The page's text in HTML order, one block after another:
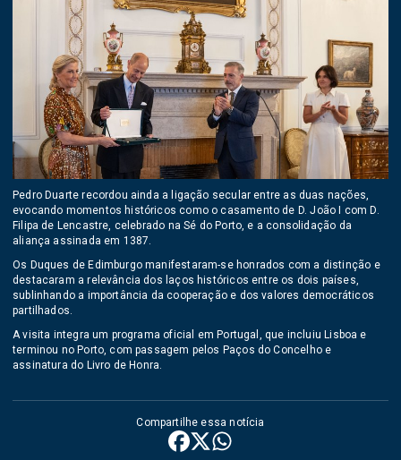
Pedro Duarte recordou ainda a ligação secular entre as duas nações,
evocando momentos históricos como o casamento de D. João I com D.
Filipa de Lencastre, celebrado na Sé do Porto, e a consolidação da
aliança assinada em 1387.
Os Duques de Edimburgo manifestaram-se honrados com a distinção e
destacaram a relevância dos laços históricos entre os dois países,
sublinhando a importância da cooperação e dos valores democráticos
partilhados.
A visita integra um programa oficial em Portugal, que incluiu Lisboa e
terminou no Porto, com passagem pelos Paços do Concelho e
assinatura do Livro de Honra.
Compartilhe essa notícia